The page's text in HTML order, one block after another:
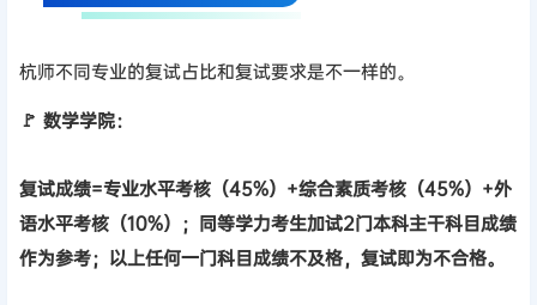
杭师不同专业的复试占比和复试要求是不一样的。
🚩 数学学院：
复试成绩=专业水平考核（45%）+综合素质考核（45%）+外
语水平考核（10%） ；同等学力考生加试2门本科主干科目成绩
作为参考；以上任何一门科目成绩不及格，复试即为不合格。